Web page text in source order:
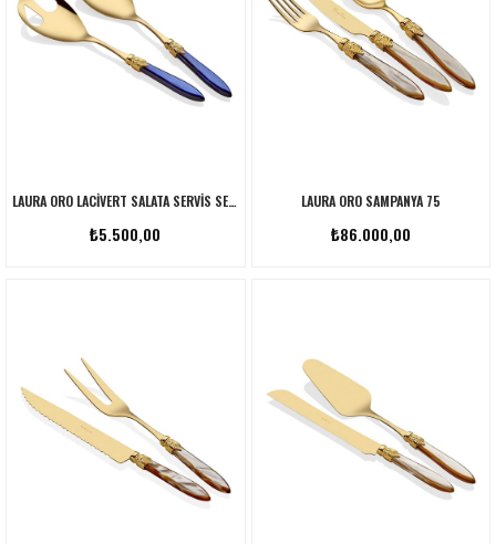
LAURA ORO LACIVERT SALATA SERVIS SETI
₺5.500,00
LAURA ORO SAMPANYA 75
₺86.000,00